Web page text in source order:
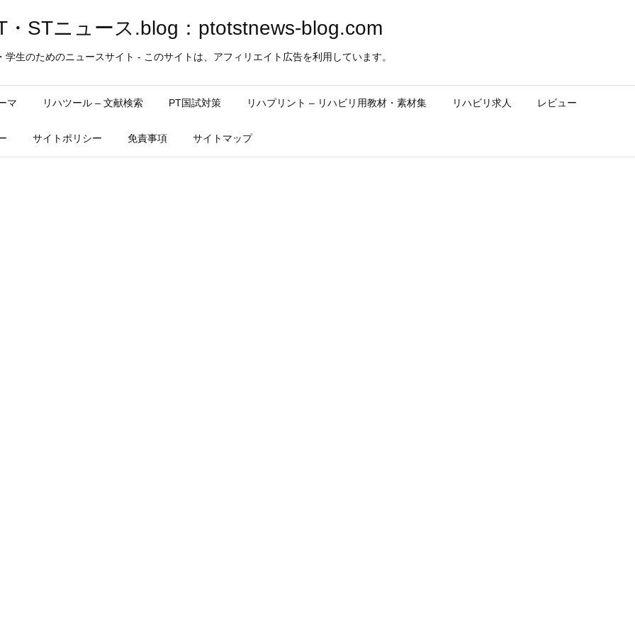
・STニュース.blog：ptotstnews-blog.com
学生のためのニュースサイト - このサイトは、アフィリエイト広告を利用しています。
マ リハツール – 文献検索 PT国試対策 リハプリント – リハビリ用教材・素材集 リハビリ求人 レビュー
サイトポリシー 免責事項 サイトマップ